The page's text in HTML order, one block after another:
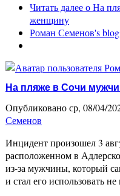
Читать далеео На
женщину
Роман Семенов's blog
На пляже в Сочи
Опубликовано ср, 08/04/
Семенов
Инцидент произошел 3
расположенном в
из-за мужчины, который
и стал его использовать